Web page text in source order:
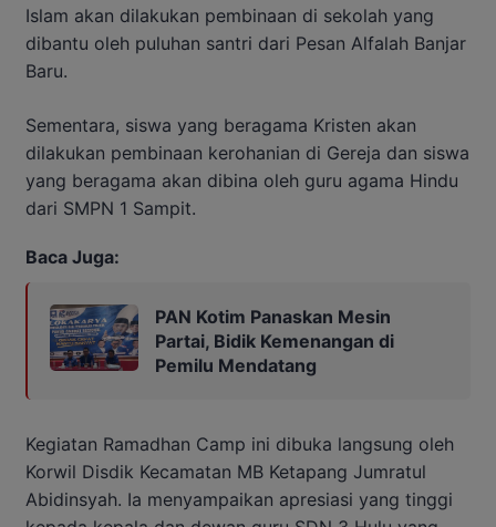
Islam akan dilakukan pembinaan di sekolah yang
dibantu oleh puluhan santri dari Pesan Alfalah Banjar
Baru.
Sementara, siswa yang beragama Kristen akan
dilakukan pembinaan kerohanian di Gereja dan siswa
yang beragama akan dibina oleh guru agama Hindu
dari SMPN 1 Sampit.
Baca Juga:
PAN Kotim Panaskan Mesin
Partai, Bidik Kemenangan di
Pemilu Mendatang
Kegiatan Ramadhan Camp ini dibuka langsung oleh
Korwil Disdik Kecamatan MB Ketapang Jumratul
Abidinsyah. Ia menyampaikan apresiasi yang tinggi